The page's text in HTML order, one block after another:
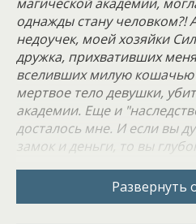
однажды стану человком?!
недоучек, моей хозяйки
дружка, прихвативших
вселивших милую кошачью
мертвое тело девушки,
академии. Еще и
досталось мне. И если вы
замок и деньги, то вы
Развернуть